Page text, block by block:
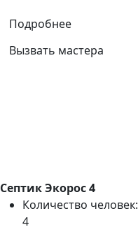
Подробнее
Вызвать мастера
Септик Экорос 4
Количество человек:
4